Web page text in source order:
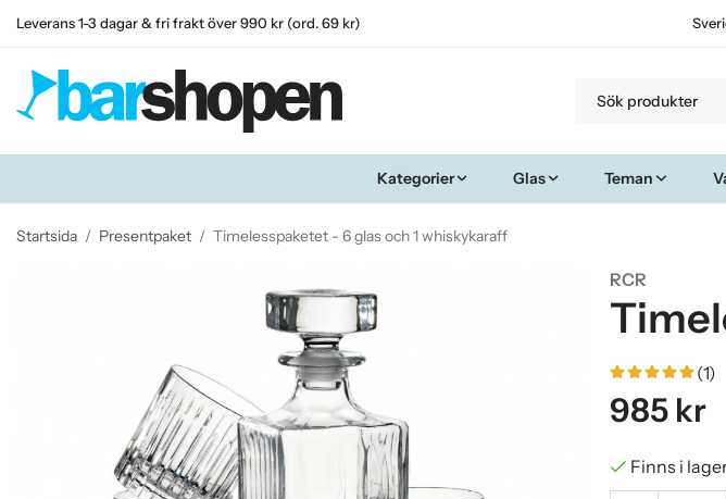
Leverans 1-3 dagar & fri frakt över 990 kr (ord. 69 kr)
Kategorier Glas Teman
Startsida / Presentpaket / Timelesspaketet - 6 glas och 1 whiskykaraff
RCR
(1)
985 kr
Finns i